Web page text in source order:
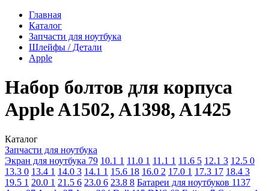
Главная
Каталог
Запчасти для ноутбука
Шлейфы / Детали
Apple
Набор болтов для корпуса
Apple A1502, A1398, A1425
Каталог
Запчасти для ноутбука
Экран для ноутбука 79 10.1 1 11.0 1 11.1 1 11.6 5 12.1 3 12.5 0
13.3 0 13.4 1 14.0 3 14.1 1 15.6 18 16.0 2 17.0 1 17.3 17 18.4 3
19.5 1 20.0 1 21.5 6 23.0 6 23.8 8 Батареи для ноутбуков 1137